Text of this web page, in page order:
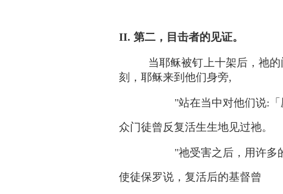
II. 第二，目击者的见证。
当耶稣被钉上十架后，祂
刻，耶稣来到他们身旁,
"站在当中对他们说:「
众门徒曾反复活生生地见过祂。
"祂受害之后，用许多
使徒保罗说，复活后的基督曾